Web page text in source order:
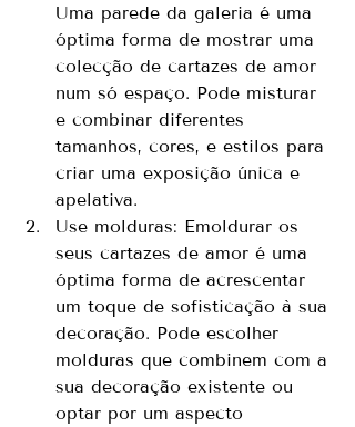
Uma parede da galeria é uma
óptima forma de mostrar uma
colecção de cartazes de amor
num só espaço. Pode misturar
e combinar diferentes
tamanhos, cores, e estilos para
criar uma exposição única e
apelativa.
Use molduras: Emoldurar os
seus cartazes de amor é uma
óptima forma de acrescentar
um toque de sofisticação à sua
decoração. Pode escolher
molduras que combinem com a
sua decoração existente ou
optar por um aspecto